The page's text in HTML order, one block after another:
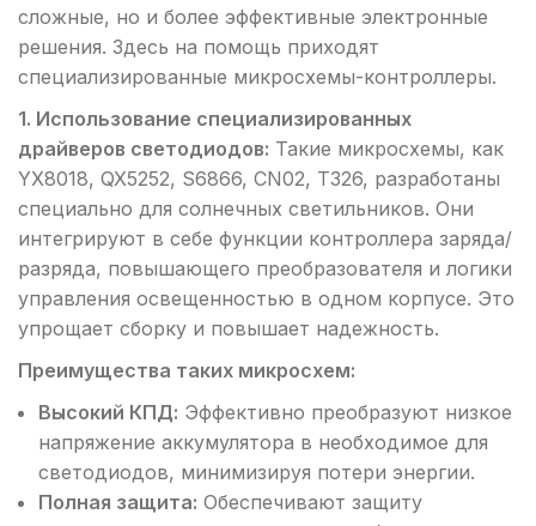
сложные, но и более эффективные электронные
решения. Здесь на помощь приходят
специализированные микросхемы-контроллеры.
1. Использование специализированных
драйверов светодиодов: Такие микросхемы, как
YX8018, QX5252, S6866, CN02, T326, разработаны
специально для солнечных светильников. Они
интегрируют в себе функции контроллера заряда/
разряда, повышающего преобразователя и логики
управления освещенностью в одном корпусе. Это
упрощает сборку и повышает надежность.
Преимущества таких микросхем:
Высокий КПД: Эффективно преобразуют низкое
напряжение аккумулятора в необходимое для
светодиодов, минимизируя потери энергии.
Полная защита: Обеспечивают защиту